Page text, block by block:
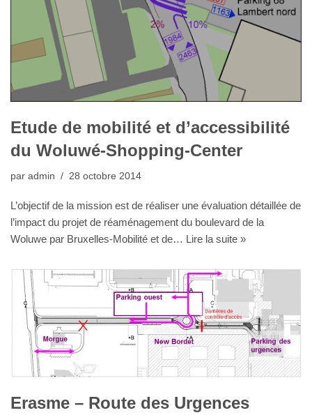
Etude de mobilité et d’accessibilité
du Woluwé-Shopping-Center
par admin 28 octobre 2014
L’objectif de la mission est de réaliser une évaluation détaillée de
l’impact du projet de réaménagement du boulevard de la
Woluwe par Bruxelles-Mobilité et de… Lire la suite »
Erasme – Route des Urgences